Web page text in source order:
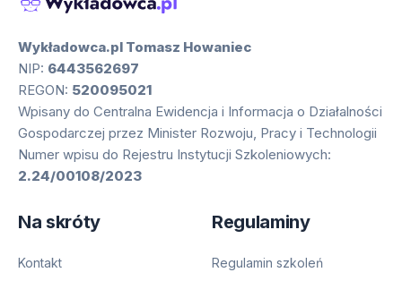
Wykładowca.pl Tomasz Howaniec
NIP: 6443562697
REGON: 520095021
Wpisany do Centralna Ewidencja i Informacja o Działalności
Gospodarczej przez Minister Rozwoju, Pracy i Technologii
Numer wpisu do Rejestru Instytucji Szkoleniowych:
2.24/00108/2023
Na skróty
Kontakt
Regulaminy
Regulamin szkoleń